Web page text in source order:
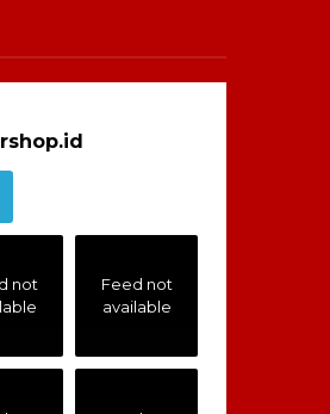
not
Feed not
available